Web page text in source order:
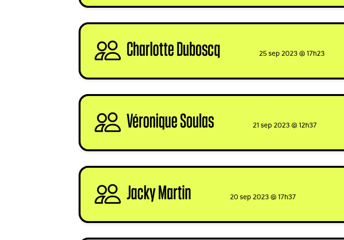
Charlotte Duboscq 25 sep 2023 @ 17h23
Véronique Soulas 21 sep 2023 @ 12h37
Jacky Martin 20 sep 2023 @ 17h37